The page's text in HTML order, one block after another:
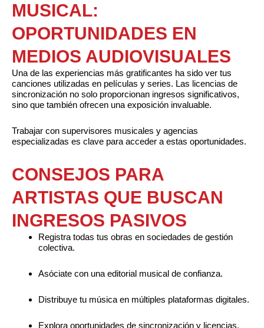
MUSICAL:
OPORTUNIDADES EN
MEDIOS AUDIOVISUALES
Una de las experiencias más gratificantes ha sido ver tus
canciones utilizadas en películas y series. Las licencias de
sincronización no solo proporcionan ingresos significativos,
sino que también ofrecen una exposición invaluable.
Trabajar con supervisores musicales y agencias
especializadas es clave para acceder a estas oportunidades.
CONSEJOS PARA
ARTISTAS QUE BUSCAN
INGRESOS PASIVOS
Registra todas tus obras en sociedades de gestión
colectiva.
Asóciate con una editorial musical de confianza.
Distribuye tu música en múltiples plataformas digitales.
Explora oportunidades de sincronización y licencias.